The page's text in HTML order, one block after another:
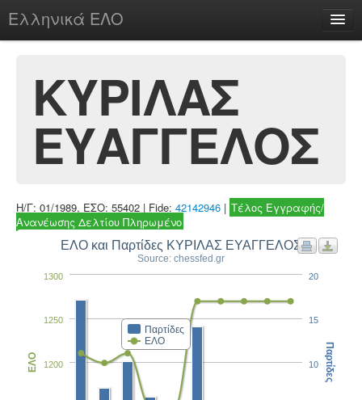
Ελληνικά ΕΛΟ
chesstu.be @ discord
Login
ΚΥΡΙΛΑΣ
ΕΥΑΓΓΕΛΟΣ
Η/Γ: 01/1989, ΕΣΟ: 55402 | Fide: 42142946 | Τέλος Εγγραφής/
Ανανέωσης Δελτίου Πληρωμένο
ΕΛΟ και Παρτίδες ΚΥΡΙΛΑΣ ΕΥΑΓΓΕΛΟΣ
Source: chessfed.gr
Παρτίδες
ΕΛΟ
1200
1250
1300
ΕΛΟ 10
15
20
Παρτίδες